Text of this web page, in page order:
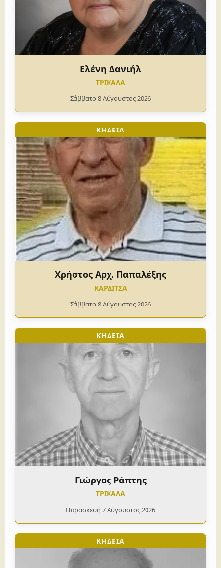
Ελένη Δανιήλ
ΤΡΙΚΑΛΑ
Σάββατο 8 Αύγουστος 2026
ΚΗΔΕΙΑ
Χρήστος Αρχ. Παπαλέξης
ΚΑΡΔΙΤΣΑ
Σάββατο 8 Αύγουστος 2026
ΚΗΔΕΙΑ
Γιώργος Ράπτης
ΤΡΙΚΑΛΑ
Παρασκευή 7 Αύγουστος 2026
ΚΗΔΕΙΑ